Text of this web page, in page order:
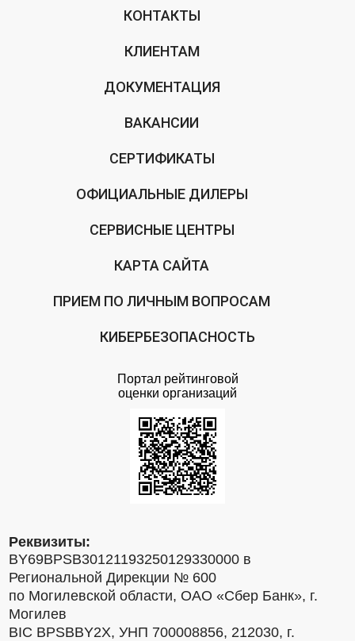
КОНТАКТЫ
КЛИЕНТАМ
ДОКУМЕНТАЦИЯ
ВАКАНСИИ
СЕРТИФИКАТЫ
ОФИЦИАЛЬНЫЕ ДИЛЕРЫ
СЕРВИСНЫЕ ЦЕНТРЫ
КАРТА САЙТА
ПРИЕМ ПО ЛИЧНЫМ ВОПРОСАМ
КИБЕРБЕЗОПАСНОСТЬ
Портал рейтинговой
оценки организаций
Реквизиты:
BY69BPSB30121193250129330000 в
Региональной Дирекции № 600
по Могилевской области, ОАО «Сбер Банк», г.
Могилев
BIC BPSBBY2X, УНП 700008856, 212030, г.